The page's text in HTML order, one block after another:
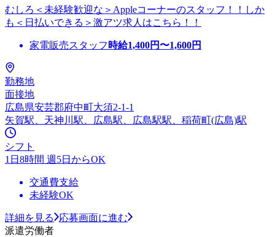
むしろ＜未経験歓迎な＞Appleコーナーのスタッフ！！しか
も＜日払いできる＞激アツ求人はこちら！！
家電販売スタッフ 時給1,400円〜1,600円
勤務地
面接地
広島県安芸郡府中町大須2-1-1
矢賀駅、天神川駅、広島駅、広島駅駅、稲荷町(広島)駅
シフト
1日8時間 週5日からOK
交通費支給
未経験OK
詳細を見る
応募画面に進む
派遣労働者